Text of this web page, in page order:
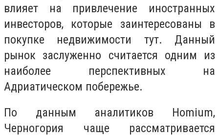
влияет на привлечение иностранных
инвесторов, которые заинтересованы в
покупке недвижимости тут. Данный
рынок заслуженно считается одним из
наиболее перспективных на
Адриатическом побережье.
По данным аналитиков Homium,
Черногория чаще рассматривается